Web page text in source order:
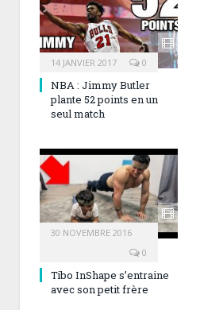
14 JANVIER 2017 0
NBA : Jimmy Butler
plante 52 points en un
seul match
30 NOVEMBRE 2016
0
Tibo InShape s’entraine
avec son petit frère